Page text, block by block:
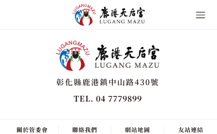
彰化縣鹿港鎮中山路430號
TEL. 04 7779899
關於管委會 聯絡我們 網站地圖 友站連結